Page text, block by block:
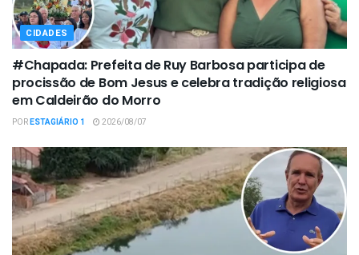
CIDADES
#Chapada: Prefeita de Ruy Barbosa participa de
procissão de Bom Jesus e celebra tradição religiosa
em Caldeirão do Morro
PORESTAGIÁRIO 1 2026/08/07